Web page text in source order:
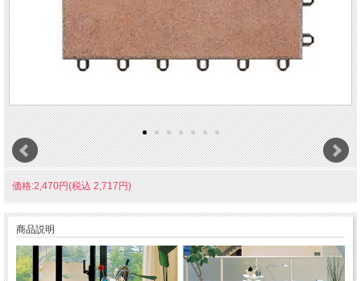
価格:2,470円(税込 2,717円)
商品説明